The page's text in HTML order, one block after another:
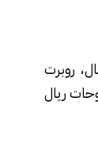
روبرت
قضى على طموحات ريال